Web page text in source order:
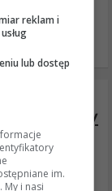
i pomysły
sterowania
za propozycje
reklam i
lub dostęp
im.
My i nasi